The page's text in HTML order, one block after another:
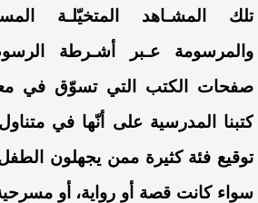
تلك المشـاهد المتخيّلـة
والمرسومة عـبر أشـرطة
صفحات الكتب التي تسوّق في
كتبنا المدرسية على أنّها في
توقيع فئة كثيرة ممن يجهلون
سواء كانت قصة أو رواية، أو